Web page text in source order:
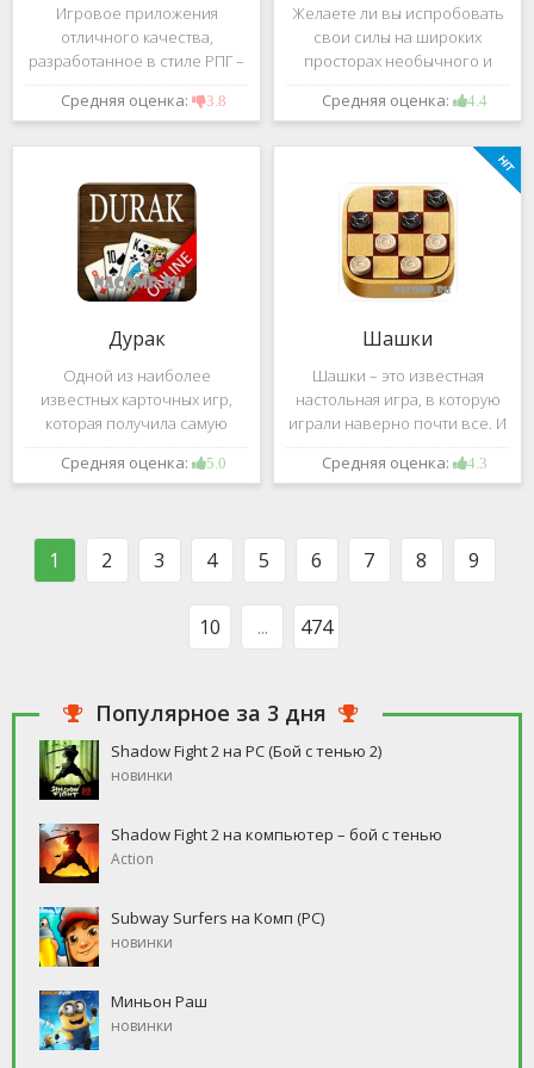
Игровое приложения
отличного качества,
разработанное в стиле РПГ –
это, конечно же, Dark
Avenger. В ней вы сможете
большое количество
проблем на свою
Средняя оценка: 3.8
Желаете ли вы испробовать
свои силы на широких
просторах необычного и
удивительного мира,
который наполнен
Если да, тогда вам к нам. Игра,
которую мы вам предложим
ниже и о
Средняя оценка: 4.4
Дурак
Одной из наиболее
известных карточных игр,
которая получила самую
большую известность среди
всех людей всех возрастных
такого человека, который бы
Средняя оценка: 5.0
Шашки
Шашки – это известная
настольная игра, в которую
играли наверно почти все. И
это не странно. Эта игра
имеет не сложные правила и
свободное время, но
Средняя оценка: 4.3
1 2 3 4 5 6 7 8 9
10 ... 474
Популярное за 3 дня
Shadow Fight 2 на PC (Бой с тенью 2)
новинки
Shadow Fight 2 на компьютер – бой с тенью
Action
Subway Surfers на Комп (PC)
новинки
Миньон Раш
новинки